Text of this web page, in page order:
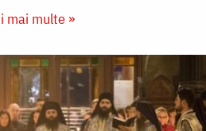
mai multe »